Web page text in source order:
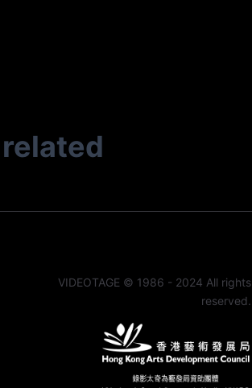
related
VIDEOTAGE © 1986 - 2024 All rights
reserved.